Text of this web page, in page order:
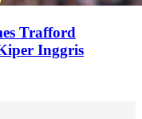
Trafford
Inggris